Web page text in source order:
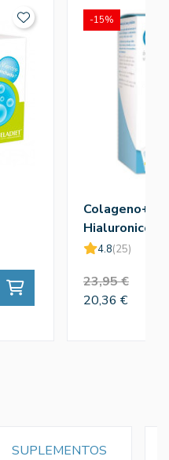
4.8(25)
23,95 €
20,36 €
-15%
SUPLEMENTOS